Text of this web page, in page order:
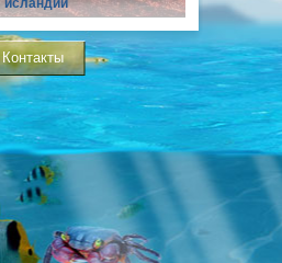
исландии
Контакты